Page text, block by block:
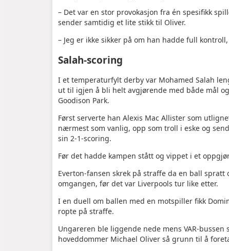
– Det var en stor provokasjon fra én spesifikk
sender samtidig et lite stikk til Oliver.
– Jeg er ikke sikker på om han hadde full
Salah-scoring
I et temperaturfylt derby var Mohamed Salah
ut til igjen å bli helt avgjørende med både mål
Goodison Park.
Først serverte han Alexis Mac Allister som
nærmest som vanlig, opp som troll i eske og
sin 2-1-scoring.
Før det hadde kampen stått og vippet i et
Everton-fansen skrek på straffe da en ball
omgangen, før det var Liverpools tur like etter.
I en duell om ballen med en motspiller fikk
ropte på straffe.
Ungareren ble liggende nede mens VAR-
hoveddommer Michael Oliver så grunn til å